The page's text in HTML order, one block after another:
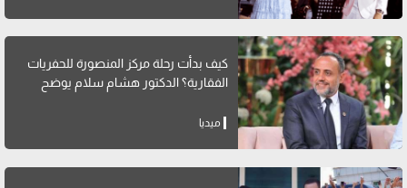
كيف بدأت رحلة مركز المنصورة للحفريات
الفقارية؟ الدكتور هشام سلام يوضح
ميديا